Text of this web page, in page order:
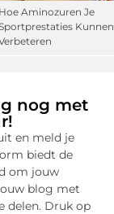
Hoe Aminozuren Je
Kunnen
nog met
en meld je
biedt de
om jouw
blog met
delen. Druk op